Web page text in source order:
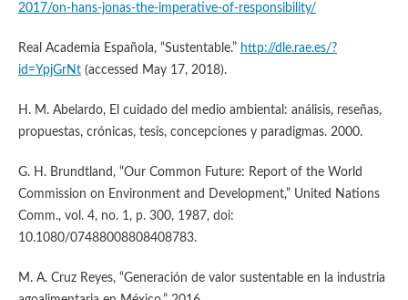
2017/on-hans-jonas-the-imperative-of-responsibility/
Real Academia Española, “Sustentable.” http://dle.rae.es/?
id=YpjGrNt(accessed May 17, 2018).
H. M. Abelardo, El cuidado del medio ambiental: análisis, reseñas,
propuestas, crónicas, tesis, concepciones y paradigmas. 2000.
G. H. Brundtland, “Our Common Future: Report of the World
Commission on Environment and Development,” United Nations
Comm., vol. 4, no. 1, p. 300, 1987, doi:
10.1080/07488008808408783.
M. A. Cruz Reyes, “Generación de valor sustentable en la industria